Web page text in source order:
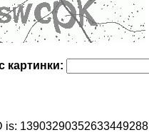
картинки:
is: 13903290352633449288